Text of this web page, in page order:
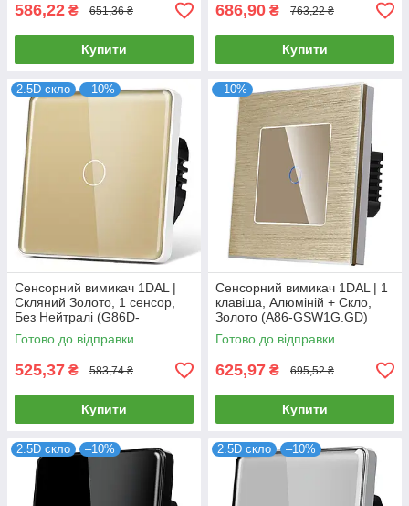
586,22 ₴ 651,36 ₴
Купити
686,90 ₴ 763,22 ₴
Купити
2.5D скло –10%
Сенсорний вимикач 1DAL |
Скляний Золото, 1 сенсор,
Без Нейтралі (G86D-
SW1G.SL.GD)
Готово до відправки
525,37 ₴ 583,74 ₴
Купити
–10%
Сенсорний вимикач 1DAL | 1
клавіша, Алюміній + Скло,
Золото (A86-GSW1G.GD)
Готово до відправки
625,97 ₴ 695,52 ₴
Купити
2.5D скло –10% 2.5D скло –10%